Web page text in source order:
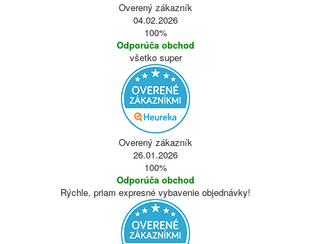
Overený zákazník
04.02.2026
100%
Odporúča obchod
všetko super
Overený zákazník
26.01.2026
100%
Odporúča obchod
Rýchle, priam expresné vybavenie objednávky!